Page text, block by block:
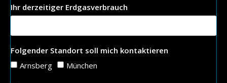
Ihr derzeitiger Erdgasverbrauch
Folgender Standort soll mich kontaktieren
Arnsberg
München